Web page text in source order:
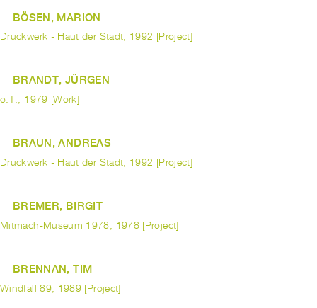
BÖSEN, MARION
Druckwerk - Haut der Stadt, 1992 [Project]
BRANDT, JÜRGEN
o.T., 1979 [Work]
BRAUN, ANDREAS
Druckwerk - Haut der Stadt, 1992 [Project]
BREMER, BIRGIT
Mitmach-Museum 1978, 1978 [Project]
BRENNAN, TIM
Windfall 89, 1989 [Project]